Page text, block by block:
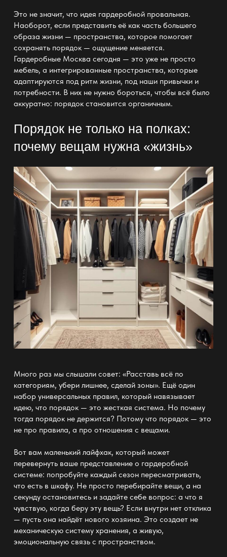
Это не значит, что идея гардеробнойпровальная.
Наоборот, если представить её как часть большего
образа жизни — пространства, которое помогает
сохранять порядок — ощущение меняется.
Гардеробные Москва сегодня — это уже не просто
мебель, а интегрированные пространства, которые
адаптируются под ритм жизни, под наши привычки и
потребности. В них не нужно бороться, чтобы всё было
аккуратно: порядок становится органичным.
Порядок не только на полках:
почему вещам нужна «жизнь»
Много раз мы слышали совет: «Расставь всё по
категориям, убери лишнее, сделай зоны». Ещё один
набор универсальных правил, который навязывает
идею, что порядок — это жесткая система. Но почему
тогда порядок не держится? Потому что порядок — это
не про правила, а про отношения с вещами.
Вот вам маленький лайфхак, который может
перевернуть ваше представление о гардеробной
системе: попробуйте каждый сезон пересматривать,
что есть в шкафу. Не просто перебирайте вещи, а на
секунду остановитесь и задайте себе вопрос: а что я
чувствую, когда беру эту вещь? Если внутри нет отклика
— пусть она найдёт нового хозяина. Это создает не
механическую систему хранения, а живую,
эмоциональную связь с пространством.